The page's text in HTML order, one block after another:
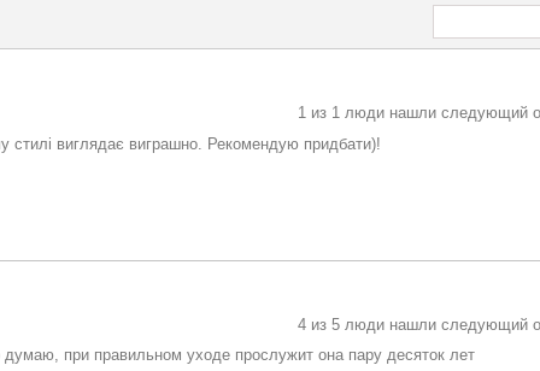
1 из 1 люди нашли следующий
стилі виглядає виграшно. Рекомендую придбати)!
4 из 5 люди нашли следующий
при правильном уходе прослужит она пару десяток лет